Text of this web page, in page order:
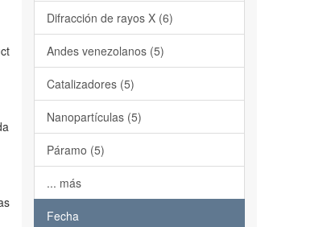
Difracción de rayos X (6)
Andes venezolanos (5)
Catalizadores (5)
Nanopartículas (5)
Páramo (5)
... más
Fecha